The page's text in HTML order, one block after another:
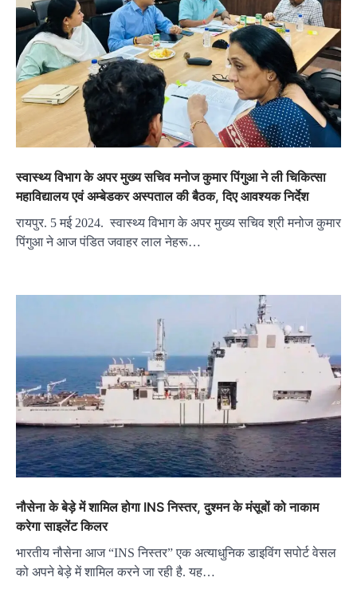
स्वास्थ्य विभाग के अपर मुख्य सचिव मनोज कुमार पिंगुआ ने ली चिकित्सा
महाविद्यालय एवं अम्बेडकर अस्पताल की बैठक, दिए आवश्यक निर्देश
रायपुर. 5 मई 2024. स्वास्थ्य विभाग के अपर मुख्य सचिव श्री मनोज कुमार
पिंगुआ ने आज पंडित जवाहर लाल नेहरू…
नौसेना के बेड़े में शामिल होगा INS निस्तर, दुश्मन के मंसूबों को नाकाम
करेगा साइलेंट किलर
भारतीय नौसेना आज “INS निस्तर” एक अत्याधुनिक डाइविंग सपोर्ट वेसल
को अपने बेड़े में शामिल करने जा रही है. यह…